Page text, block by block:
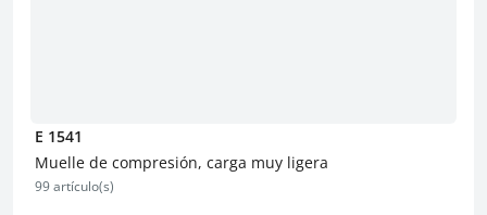
E 1541
Muelle de compresión, carga muy ligera
99 artículo(s)